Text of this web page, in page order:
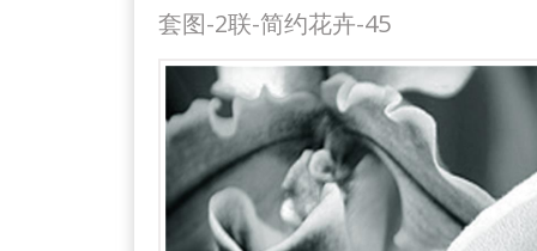
套图-2联-简约花卉-45